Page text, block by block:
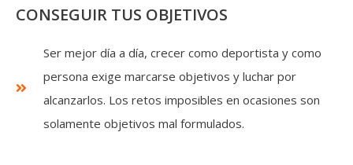
CONSEGUIR TUS OBJETIVOS
Ser mejor día a día, crecer como deportista y como
persona exige marcarse objetivos y luchar por
alcanzarlos. Los retos imposibles en ocasiones son
solamente objetivos mal formulados.